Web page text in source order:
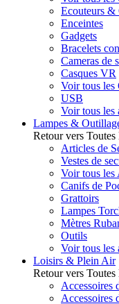
Ecouteurs &
Enceintes
Gadgets
Bracelets
Cameras de
Casques VR
Voir tous les
USB
Voir tous les
Lampes &
Retour vers Toutes
Articles de
Vestes de
Voir tous les
Canifs de
Grattoirs
Lampes
Mètres
Outils
Voir tous les
Loisirs & Plein Air
Retour vers Toutes
Accessoires
Accessoires